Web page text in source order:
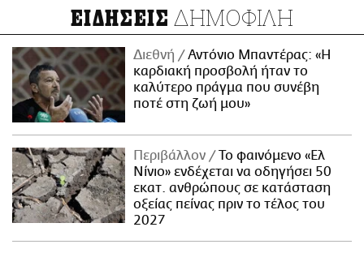
ΕΙΔΗΣΕΙΣ ΔΗΜΟΦΙΛΗ
Διεθνή
Αντόνιο Μπαντέρας: «Η
καρδιακή προσβολή ήταν το
καλύτερο πράγμα που συνέβη
ποτέ στη ζωή μου»
Περιβάλλον
Το φαινόμενο «Ελ
Νίνιο» ενδέχεται να οδηγήσει 50
εκατ. ανθρώπους σε κατάσταση
οξείας πείνας πριν το τέλος του
2027